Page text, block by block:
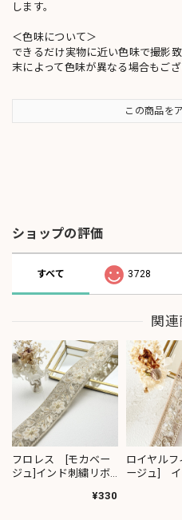
します。
＜色味について＞
できるだけ実物に近い色味で撮影
末によって色味が異なる場合もござ
この商品を
ショップの評価
すべて 3728
関連
フロレス [モカベー
ジュ]インド刺繍リボ
¥330
ロイヤル
ージュ] イ